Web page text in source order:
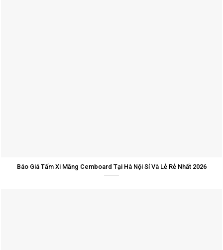
Báo Giá Tấm Xi Măng Cemboard Tại Hà Nội Sỉ Và Lẻ Rẻ Nhất 2026